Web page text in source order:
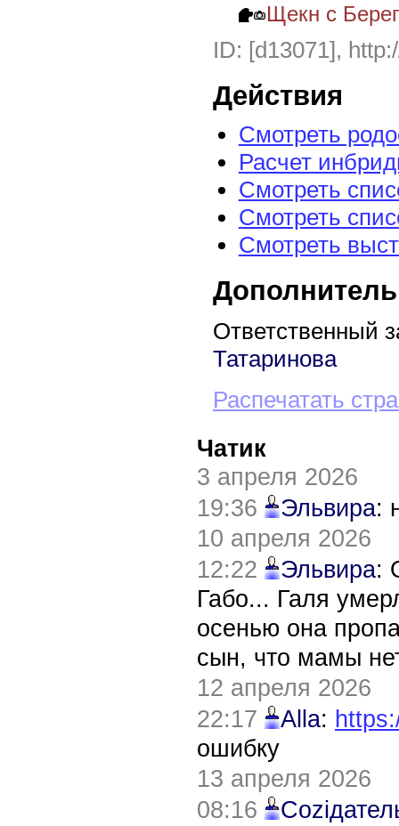
Щекн с
ID: [d13071],
Действия
Смотреть
Расчет
Смотреть
Смотреть
Смотреть
Ответственный
Татаринова
Распечатать
Чатик
3 апреля 2026
19:36
Эльвира:
10 апреля 2026
12:22
Эльвира:
Габо... Галя
осенью она
сын, что мамы
12 апреля 2026
22:17
Alla:
ошибку
13 апреля 2026
08:16